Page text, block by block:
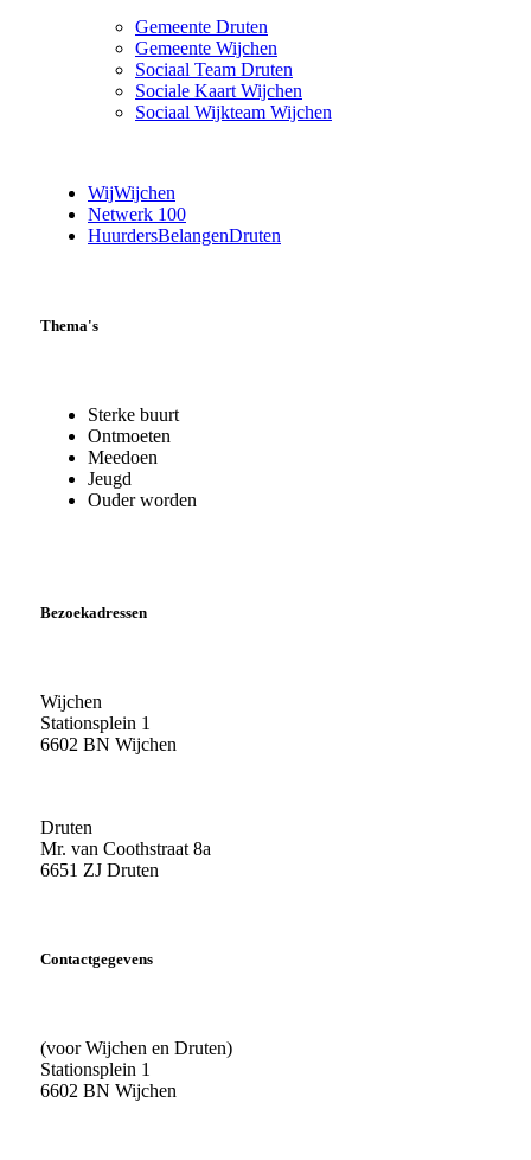
Gemeente Druten
Gemeente Wijchen
Sociaal Team Druten
Sociale Kaart Wijchen
Sociaal Wijkteam Wijchen
WijWijchen
Netwerk 100
HuurdersBelangenDruten
Thema's
Sterke buurt
Ontmoeten
Meedoen
Jeugd
Ouder worden
Bezoekadressen
Wijchen
Stationsplein 1
6602 BN Wijchen
Druten
Mr. van Coothstraat 8a
6651 ZJ Druten
Contactgegevens
(voor Wijchen en Druten)
Stationsplein 1
6602 BN Wijchen